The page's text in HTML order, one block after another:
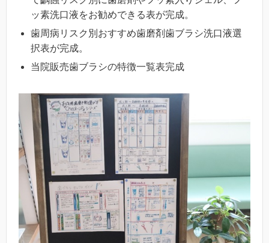
ッ素洗口液をお勧めできる表が完成。
歯周病リスク別おすすめ歯磨剤歯ブラシ洗口液選
択表が完成。
当院販売歯ブラシの特徴一覧表完成